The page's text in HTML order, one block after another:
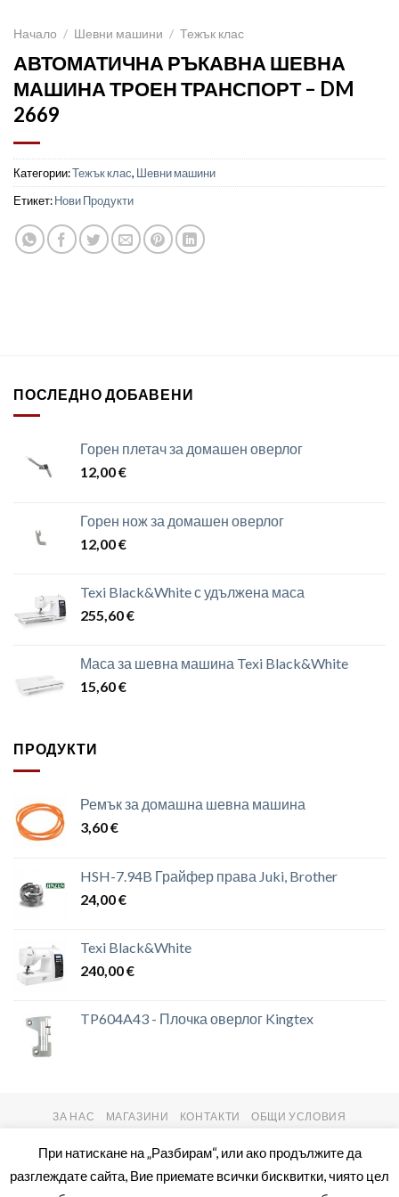
Начало / Шевни машини / Тежък клас
АВТОМАТИЧНА РЪКАВНА ШЕВНА
МАШИНА ТРОЕН ТРАНСПОРТ – DM
2669
Категории:Тежък клас, Шевни машини
Етикет:Нови Продукти
ПОСЛЕДНО ДОБАВЕНИ
Горен плетач за домашен оверлог
12,00€
Горен нож за домашен оверлог
12,00€
Texi Black&White с удължена маса
255,60€
Маса за шевна машина Texi Black&White
15,60€
ПРОДУКТИ
Ремък за домашна шевна машина
3,60€
HSH-7.94B Грайфер права Juki, Brother
24,00€
Texi Black&White
240,00€
TP604A43 - Плочка оверлог Kingtex
ЗА НАС МАГАЗИНИ КОНТАКТИ ОБЩИ УСЛОВИЯ
При натискане на „Разбирам“, или ако продължите да
разглеждате сайта, Вие приемате всички бисквитки, чиято цел